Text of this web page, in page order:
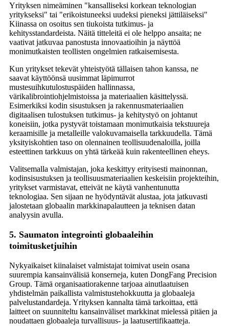
Yrityksen nimeäminen "kansalliseksi korkean teknologian
yritykseksi" tai "erikoistuneeksi uudeksi pieneksi jättiläiseksi"
Kiinassa on osoitus sen tiukoista tutkimus- ja
kehitysstandardeista. Näitä titteleitä ei ole helppo ansaita; ne
vaativat jatkuvaa panostusta innovaatioihin ja näyttöä
monimutkaisten teollisten ongelmien ratkaisemisesta.
Kun yritykset tekevät yhteistyötä tällaisen tahon kanssa, ne
saavat käyttöönsä uusimmat läpimurrot
mustesuihkutulostuspäiden hallinnassa,
värikalibrointiohjelmistoissa ja materiaalien käsittelyssä.
Esimerkiksi kodin sisustuksen ja rakennusmateriaalien
digitaalisen tulostuksen tutkimus- ja kehitystyö on johtanut
koneisiin, jotka pystyvät toistamaan monimutkaisia ​​tekstuureja
keraamisille ja metalleille valokuvamaisella tarkkuudella. Tämä
yksityiskohtien taso on olennainen teollisuudenaloilla, joilla
esteettinen tarkkuus on yhtä tärkeää kuin rakenteellinen eheys.
Valitsemalla valmistajan, joka keskittyy erityisesti mainonnan,
kodinsisustuksen ja teollisuusmateriaalien keskeisiin projekteihin,
yritykset varmistavat, etteivät ne käytä vanhentunutta
teknologiaa. Sen sijaan ne hyödyntävät alustaa, jota jatkuvasti
jalostetaan globaalin markkinapalautteen ja teknisen datan
analyysin avulla.
5. Saumaton integrointi globaaleihin
toimitusketjuihin
Nykyaikaiset kiinalaiset valmistajat toimivat usein osana
suurempia kansainvälisiä konserneja, kuten DongFang Precision
Group. Tämä organisaatiorakenne tarjoaa ainutlaatuisen
yhdistelmän paikallista valmistustehokkuutta ja globaaleja
palvelustandardeja. Yrityksen kannalta tämä tarkoittaa, että
laitteet on suunniteltu kansainväliset markkinat mielessä pitäen ja
noudattaen globaaleja turvallisuus- ja laatusertifikaatteja.